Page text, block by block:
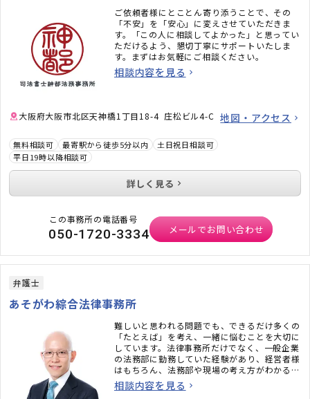
ご依頼者様にとことん寄り添うことで、その
「不安」を「安心」に変えさせていただきま
す。「この人に相談してよかった」と思ってい
ただけるよう、懇切丁寧にサポートいたしま
す。まずはお気軽にご相談ください。
相談内容を見る
大阪府大阪市北区天神橋1丁目18-4 庄松ビル4-C 地図・アクセス
無料相談可 最寄駅から徒歩5分以内
土日祝日相談可
平日19時以降相談可
詳しく見る
この事務所の電話番号
050-1720-3334 メールでお問い合わせ
弁護士
あそがわ綜合法律事務所
難しいと思われる問題でも、できるだけ多くの
「たとえば」を考え、一緒に悩むことを大切に
しています。法律事務所だけでなく、一般企業
の法務部に勤務していた経験があり、経営者様
はもちろん、法務部や現場の考え方がわかるも
の、強みのひとつです。「もっと話したい」と
言われることも多い“弁護士らしくない弁護
相談内容を見る